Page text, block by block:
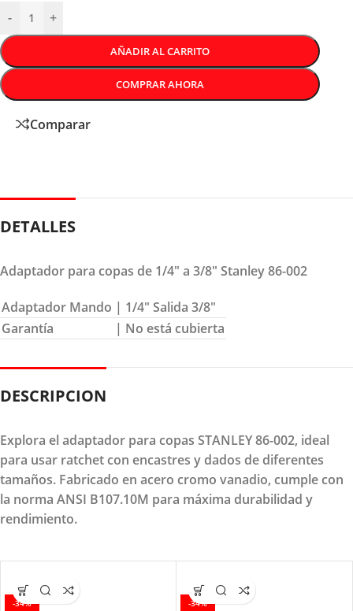
- +
AÑADIR AL CARRITO
COMPRAR AHORA
Comparar
DETALLES
Adaptador para copas de 1/4″ a 3/8″ Stanley 86-002
Adaptador Mando | 1/4″ Salida 3/8″
Garantía
| No está cubierta
DESCRIPCION
Explora el adaptador para copas STANLEY 86-002, ideal
para usar ratchet con encastres y dados de diferentes
tamaños. Fabricado en acero cromo vanadio, cumple con
la norma ANSI B107.10M para máxima durabilidad y
rendimiento.
-34% -34%